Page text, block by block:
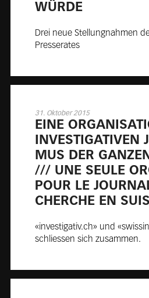
WÜR­DE
Drei neue Stellungnahmen
Presserates
31. Oktober 2015
EINE
MUS DER
/// UNE SEULE
POUR LE
CHERCHE EN
«investigativ.ch» und
schliessen sich zusammen.